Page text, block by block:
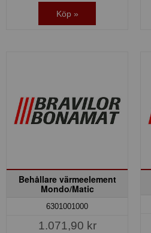
Köp »
Behållare värmeelement
Mondo/Matic
6301001000
1.071,90 kr